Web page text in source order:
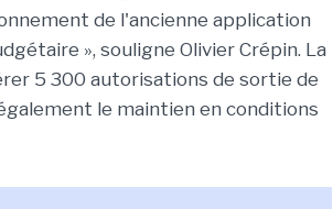
de l'ancienne application
», souligne Olivier Crépin. La
5 300 autorisations de sortie de
le maintien en conditions